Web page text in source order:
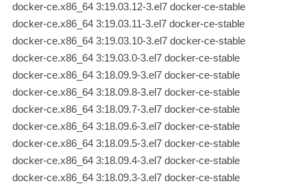
docker-ce.x86_64 3:19.03.12-3.el7 docker-ce-stable
docker-ce.x86_64 3:19.03.11-3.el7 docker-ce-stable
docker-ce.x86_64 3:19.03.10-3.el7 docker-ce-stable
docker-ce.x86_64 3:19.03.0-3.el7 docker-ce-stable
docker-ce.x86_64 3:18.09.9-3.el7 docker-ce-stable
docker-ce.x86_64 3:18.09.8-3.el7 docker-ce-stable
docker-ce.x86_64 3:18.09.7-3.el7 docker-ce-stable
docker-ce.x86_64 3:18.09.6-3.el7 docker-ce-stable
docker-ce.x86_64 3:18.09.5-3.el7 docker-ce-stable
docker-ce.x86_64 3:18.09.4-3.el7 docker-ce-stable
docker-ce.x86_64 3:18.09.3-3.el7 docker-ce-stable